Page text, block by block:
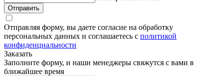
Отправить
Отправляя форму, вы даете согласие на обработку
персональных данных и соглашаетесь с политикой
конфиденциальности
Заказать
Заполните форму, и наши менеджеры свяжутся с вами в
ближайшее время